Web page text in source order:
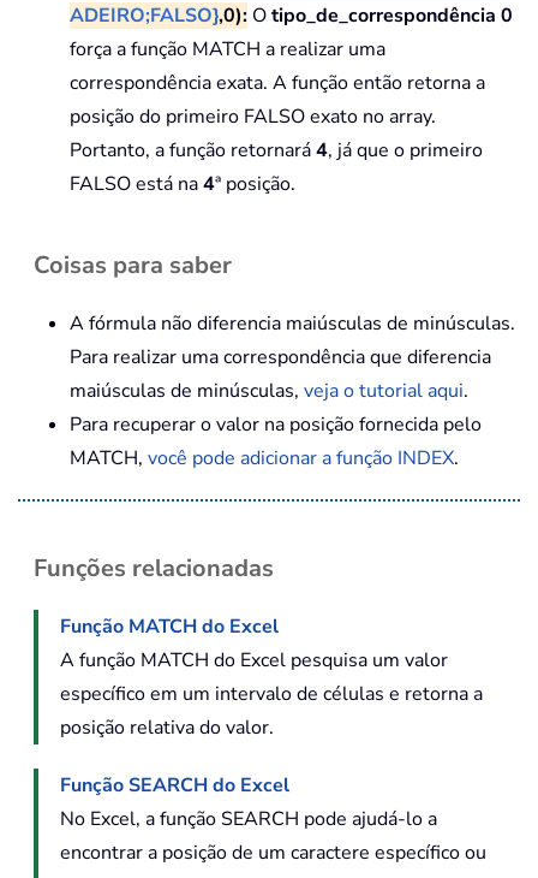
ADEIRO;FALSO},0): Otipo_de_correspondência 0
força a função MATCH a realizar uma
correspondência exata. A função então retorna a
posição do primeiro FALSO exato no array.
Portanto, a função retornará4, já que o primeiro
FALSO está na4ª posição.
Coisas para saber
A fórmula não diferencia maiúsculas de minúsculas.
Para realizar uma correspondência que diferencia
maiúsculas de minúsculas, veja o tutorial aqui.
Para recuperar o valor na posição fornecida pelo
MATCH, você pode adicionar a função INDEX.
Funções relacionadas
Função MATCH do Excel
A função MATCH do Excel pesquisa um valor
específico em um intervalo de células e retorna a
posição relativa do valor.
Função SEARCH do Excel
No Excel, a função SEARCH pode ajudá-lo a
encontrar a posição de um caractere específico ou